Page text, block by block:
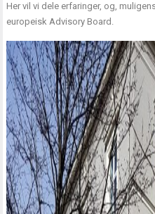
Her vil vi dele erfaringer, og,
europeisk Advisory Board.